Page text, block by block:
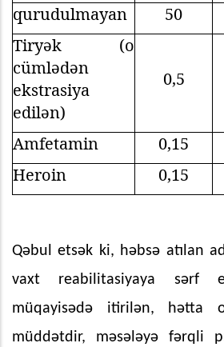
qurudulmayan
50
Tiryək (o
cümlədən
ekstrasiya
edilən)
0,5
Amfetamin 0,15
Heroin
0,15
Qəbul etsək ki, həbsə atılan
vaxt reabilitasiyaya sərf
müqayisədə itirilən, hətta
müddətdir, məsələyə fərqli